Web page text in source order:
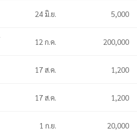
24 มิ.ย. 5,000
12 ก.ค. 200,000
17 ส.ค. 1,200
17 ส.ค. 1,200
1 ก.ย. 20,000